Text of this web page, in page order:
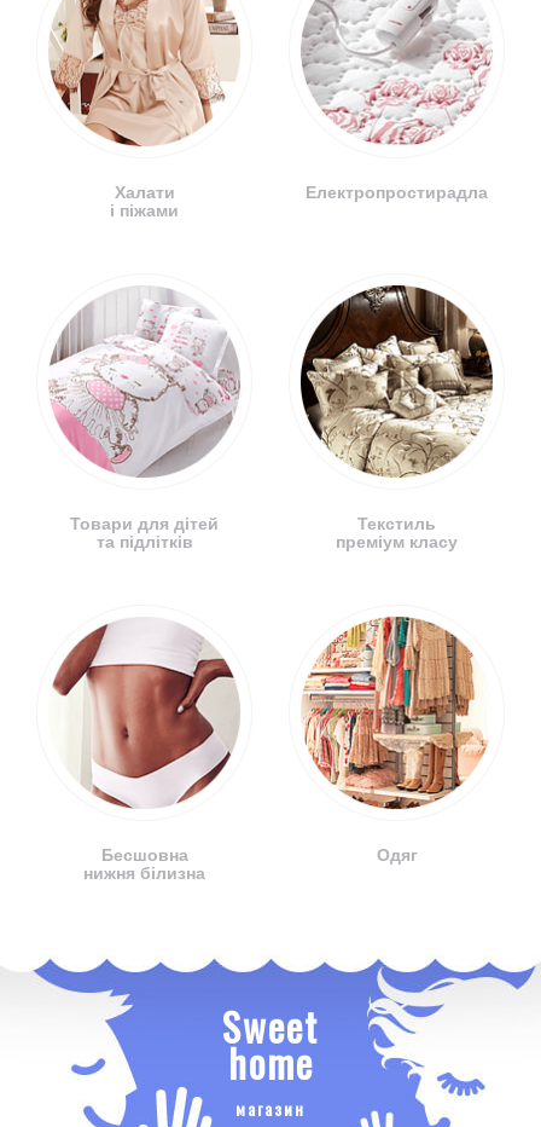
Халати
і піжами
Товари для дітей
та підлітків
Бесшовна
нижня білизна
Електропростирадла
Текстиль
преміум класу
Одяг
Sweet
home
магазин